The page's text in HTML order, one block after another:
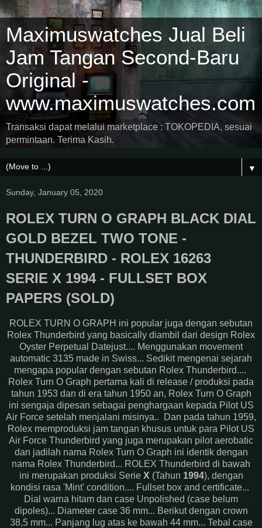
Maximuswatches Jual Beli
Jam Tangan Second-Baru
Original -
www.maximuswatches.com
Transaksi dapat melalui marketplace : TOKOPEDIA, sesuai
permintaan. Terima Kasih.
▼
Sunday, January 05, 2020
ROLEX TURN O GRAPH BLACK DIAL
GOLD BEZEL TWO TONE -
THUNDERBIRD - ROLEX 16263
SERIE X 1994 - FULLSET BOX
PAPERS (SOLD)
ROLEX TURN O GRAPH ini popular juga dengan sebutan
Rolex Thunderbird yang basically diambil dari design Rolex
Oyster Perpetual Datejust.... Menggunakan movement
automatic 3135 made in Swiss... Sedikit mengenai sejarah
mengapa popular dengan sebutan Rolex Thunderbird....
Rolex Turn O Graph pertama kali di release / produksi pada
tahun 1953 dan di era tahun 1950 an, Rolex Turn O Graph
ini sengaja dipesan sebagai penghargaan kepada Pilot US
Air Force setelah menjalani misinya.. Dan pada tahun 1959,
Rolex memproduksi jam tangan khusus untuk para Pilot US
Air Force Thunderbird yang juga merupakan pilot aerobatic
dan jadilah nama Rolex Turn O Graph ini identik dengan
nama Rolex Thunderbird... ROLEX Thunderbird di bawah
ini merupakan produksi Serie X (Tahun 1994), dengan
kondisi rasa 'Mint' condition.... Fullset box and certificate...
Dial warna hitam dan case Unpolished (case belum
dipoles)... Diameter case 36 mm... Berikut dengan crown
38,5 mm... Panjang lug atas ke bawah 44 mm... Tebal case